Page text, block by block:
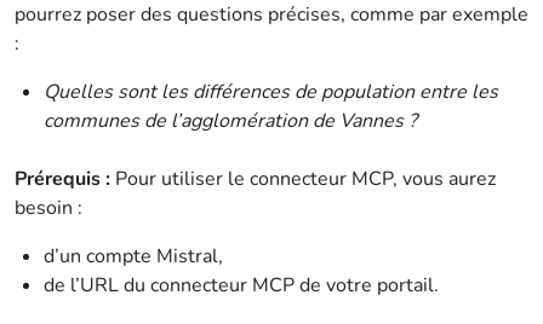
pourrez poser des questions précises, comme par exemple
:
Quelles sont les différences de population entre les
communes de l’agglomération de Vannes ?
Prérequis : Pour utiliser le connecteur MCP, vous aurez
besoin :
d’un compte Mistral,
de l’URL du connecteur MCP de votre portail.